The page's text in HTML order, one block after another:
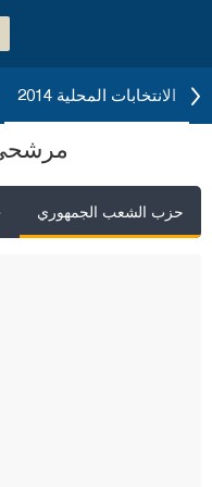
الانتخابات المحلية 2014
مرشحي
حزب الشعب الجمهوري